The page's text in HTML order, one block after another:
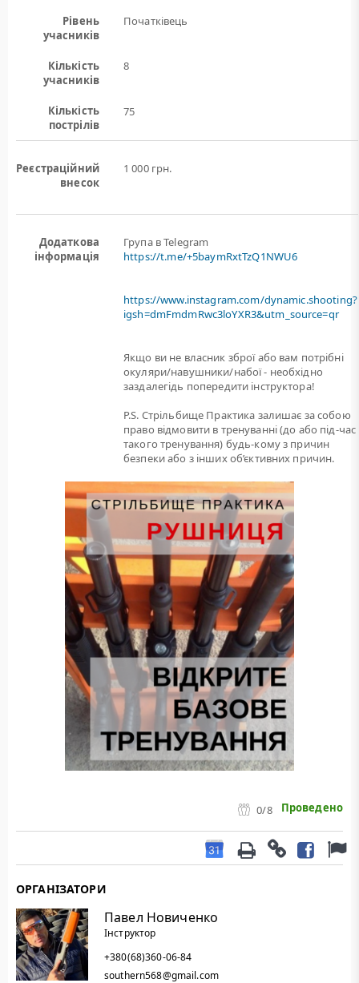
Рівень
учасників
Початківець
Кількість
учасників
8
Кількість
пострілів
75
Реєстраційний
внесок
1 000 грн.
Додаткова
інформація
Група в Telegram
https://t.me/+5baymRxtTzQ1NWU6
https://www.instagram.com/dynamic.shooting?
igsh=dmFmdmRwc3loYXR3&utm_source=qr
Якщо ви не власник зброї або вам потрiбнi
окуляри/навушники/набої - необхідно
заздалегідь попередити інструктора!
P.S. Стрільбище Практика залишає за собою
право відмовити в тренуванні (до або під-час
такого тренування) будь-кому з причин
безпеки або з інших об’єктивних причин.
0/8 Проведено
ОРГАНІЗАТОРИ
Павел Новиченко
Інструктор
+380(68)360-06-84
southern568@gmail.com